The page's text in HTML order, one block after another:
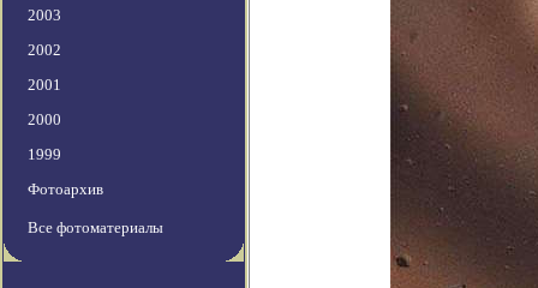
2003
2002
2001
2000
1999
Фотоархив
Все фотоматериалы